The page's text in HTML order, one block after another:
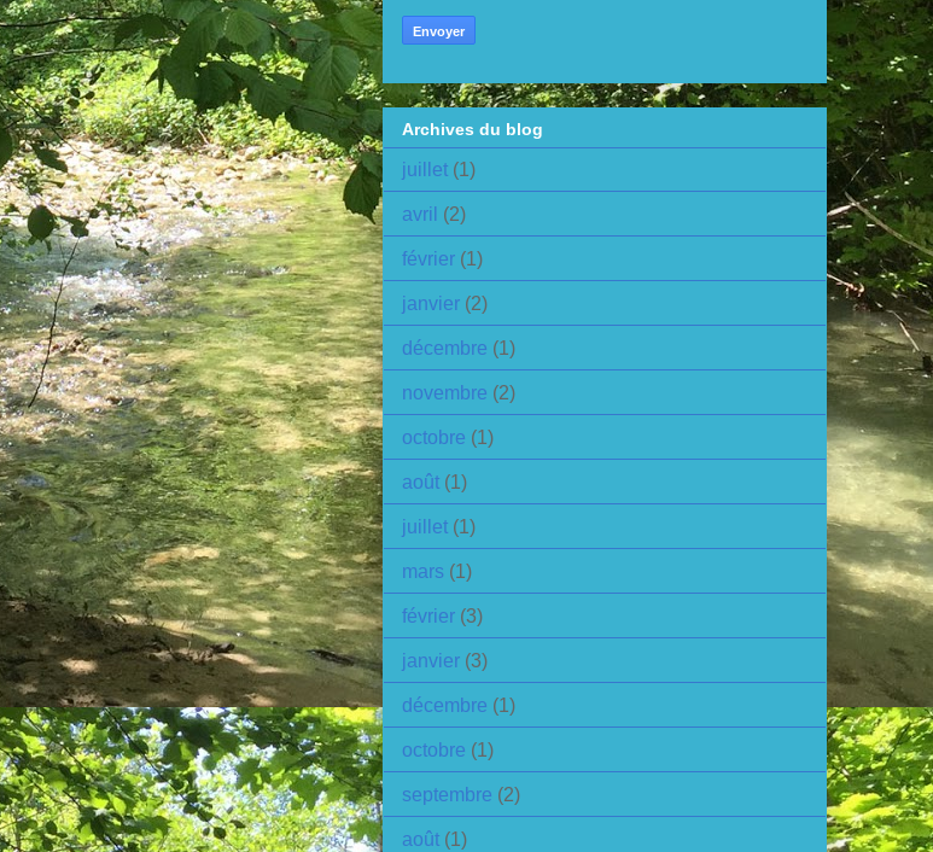
Archives du blog
juillet (1)
avril (2)
février (1)
janvier (2)
décembre (1)
novembre (2)
octobre (1)
août (1)
juillet (1)
mars (1)
février (3)
janvier (3)
décembre (1)
octobre (1)
septembre (2)
août (1)